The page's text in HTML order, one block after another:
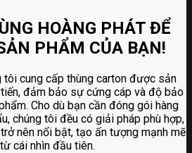
HOÀNG PHÁT ĐỂ
PHẨM CỦA BẠN!
tôi cung cấp thùng carton được sản
đảm bảo sự cứng cáp và độ bảo
Cho dù bạn cần đóng gói hàng
chúng tôi đều có giải pháp phù hợp,
nên nổi bật, tạo ấn tượng mạnh mẽ
cái nhìn đầu tiên.